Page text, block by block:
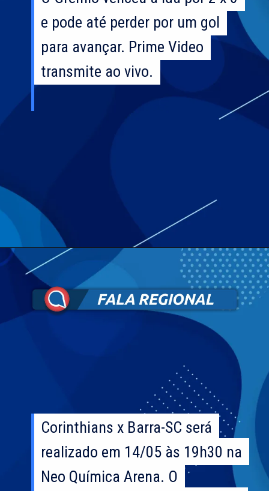
e pode até perder por um gol
para avançar. Prime Video
transmite ao vivo.
e pode até perder por um gol
para avançar. Prime Video
transmite ao vivo.
Corinthians x Barra-SC será
realizado em 14/05 às 19h30 na
Neo Química Arena. O
Corinthians x Barra-SC será
realizado em 14/05 às 19h30 na
Neo Química Arena. O